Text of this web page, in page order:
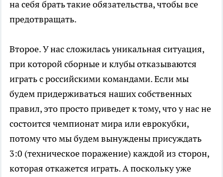
на себя брать такие обязательства, чтобы все
предотвращать.
Второе. У нас сложилась уникальная ситуация,
при которой сборные и клубы отказываются
играть с российскими командами. Если мы
будем придерживаться наших собственных
правил, это просто приведет к тому, что у нас не
состоится чемпионат мира или еврокубки,
потому что мы будем вынуждены присуждать
3:0 (техническое поражение) каждой из сторон,
которая откажется играть. А поскольку уже